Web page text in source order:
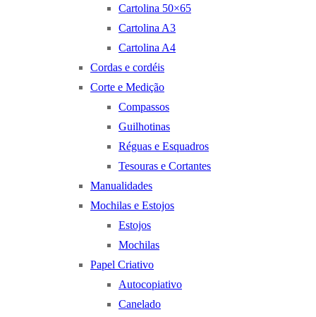
Cartolina 50×65
Cartolina A3
Cartolina A4
Cordas e cordéis
Corte e Medição
Compassos
Guilhotinas
Réguas e Esquadros
Tesouras e Cortantes
Manualidades
Mochilas e Estojos
Estojos
Mochilas
Papel Criativo
Autocopiativo
Canelado